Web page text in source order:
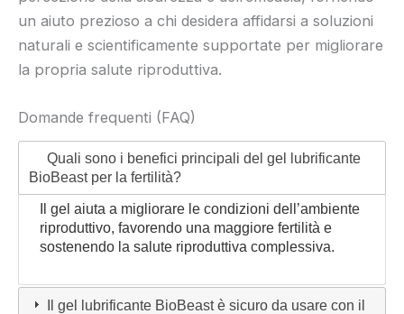
un aiuto prezioso a chi desidera affidarsi a soluzioni
naturali e scientificamente supportate per migliorare
la propria salute riproduttiva.
Domande frequenti (FAQ)
Quali sono i benefici principali del gel lubrificante
BioBeast per la fertilità?
Il gel aiuta a migliorare le condizioni dell’ambiente
riproduttivo, favorendo una maggiore fertilità e
sostenendo la salute riproduttiva complessiva.
Il gel lubrificante BioBeast è sicuro da usare con il